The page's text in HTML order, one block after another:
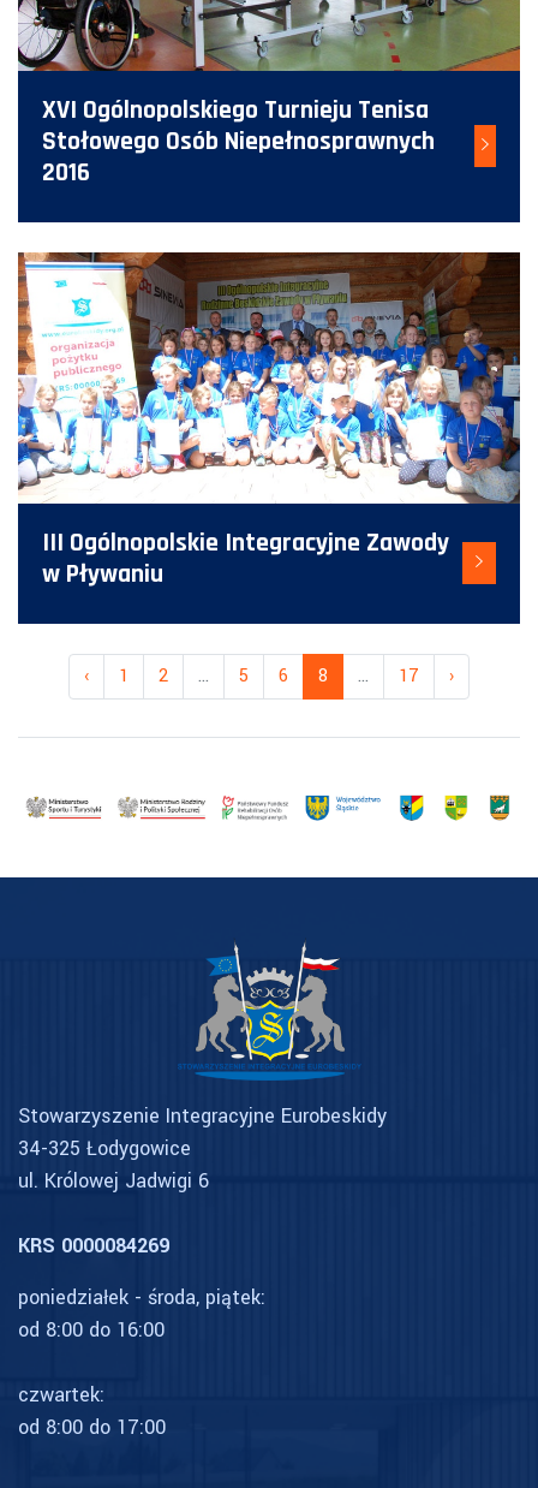
XVI Ogólnopolskiego Turnieju Tenisa
Stołowego Osób Niepełnosprawnych
2016
III Ogólnopolskie Integracyjne Zawody
w Pływaniu
‹ 1 2 ... 5 6 8 ... 17 ›
Stowarzyszenie Integracyjne Eurobeskidy
34-325 Łodygowice
ul. Królowej Jadwigi 6
KRS 0000084269
poniedziałek - środa, piątek:
od 8:00 do 16:00
czwartek:
od 8:00 do 17:00